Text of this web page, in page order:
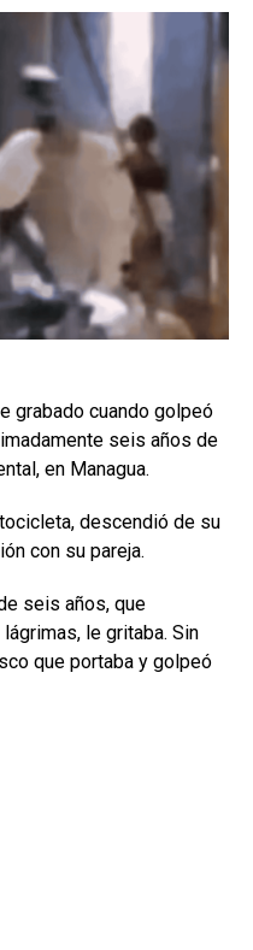
grabado cuando golpeó
seis años de
en Managua.
descendió de su
con su pareja.
seis años, que
le gritaba. Sin
que portaba y golpeó